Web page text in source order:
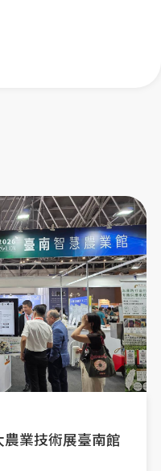
業技術展臺南館